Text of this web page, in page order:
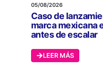
05/08/2026
Caso de
marca mexicana
antes de escalar
LEER MÁS